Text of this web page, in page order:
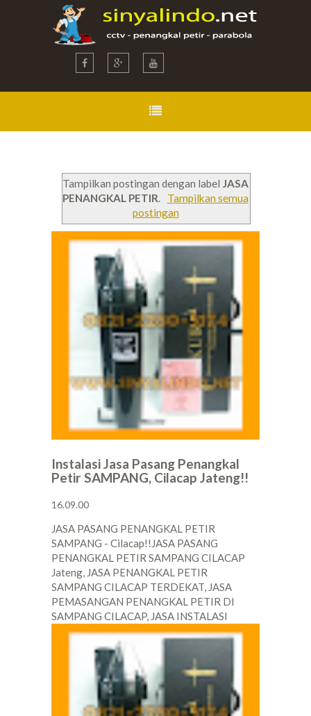
Tampilkan postingan dengan label JASA
PENANGKAL PETIR.
Tampilkan semua
postingan
Instalasi Jasa Pasang Penangkal
Petir SAMPANG, Cilacap Jateng!!
16.09.00
JASA PASANG PENANGKAL PETIR
SAMPANG - Cilacap!!JASA PASANG
PENANGKAL PETIR SAMPANG CILACAP
Jateng, JASA PENANGKAL PETIR
SAMPANG CILACAP TERDEKAT, JASA
PEMASANGAN PENANGKAL PETIR DI
SAMPANG CILACAP, JASA INSTALASI